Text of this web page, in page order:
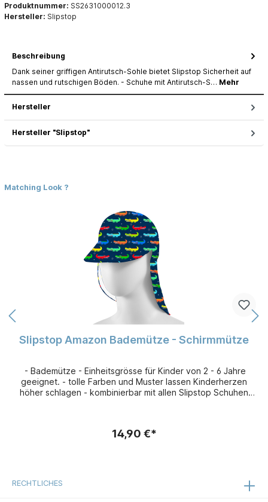
Produktnummer: SS2631000012.3
Hersteller: Slipstop
Beschreibung
Dank seiner griffigen Antirutsch-Sohle bietet Slipstop Sicherheit auf
nassen und rutschigen Böden. - Schuhe mit Antirutsch-S… Mehr
Hersteller
Hersteller "Slipstop"
Matching Look ?
Slipstop Amazon Bademütze - Schirmmütze
- Bademütze - Einheitsgrösse für Kinder von 2 - 6 Jahre
geeignet. - tolle Farben und Muster lassen Kinderherzen
höher schlagen - kombinierbar mit allen Slipstop Schuhen
14,90 €*
RECHTLICHES